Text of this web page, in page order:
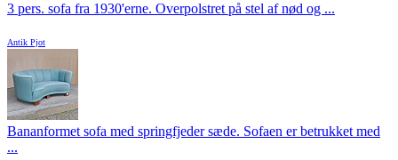
3 pers. sofa fra 1930'erne. Overpolstret på stel af nød og ...
Antik Pjot
Bananformet sofa med springfjeder sæde. Sofaen er betrukket med
...